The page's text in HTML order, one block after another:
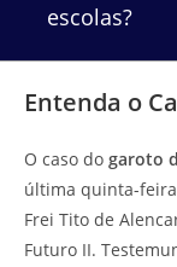
escolas?
Entenda o
O caso do garoto
última quinta-
Frei Tito de
Futuro II.